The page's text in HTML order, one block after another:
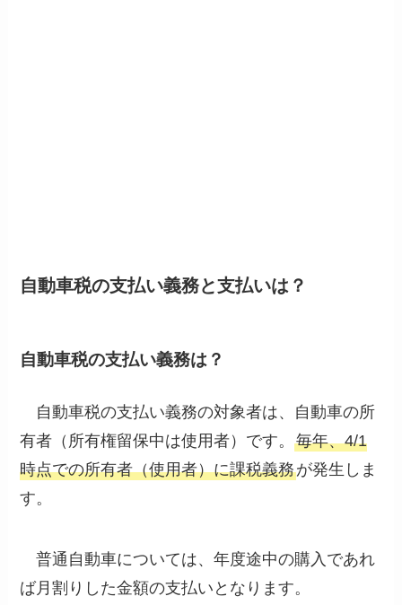
自動車税の支払い義務と支払いは？
自動車税の支払い義務は？
自動車税の支払い義務の対象者は、自動車の所
有者（所有権留保中は使用者）です。毎年、4/1
時点での所有者（使用者）に課税義務が発生しま
す。
普通自動車については、年度途中の購入であれ
ば月割りした金額の支払いとなります。